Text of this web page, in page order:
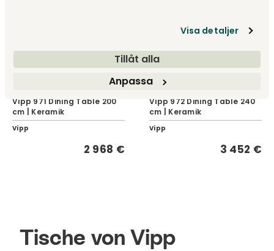
Visa detaljer
Tillåt alla
Anpassa
Vipp 971 Dining Table 200
cm | Keramik
Vipp
2 968 €
Vipp 972 Dining Table 240
cm | Keramik
Vipp
3 452 €
Tische von Vipp